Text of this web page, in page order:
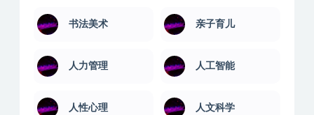
书法美术 亲子育儿
人力管理 人工智能
人性心理 人文科学